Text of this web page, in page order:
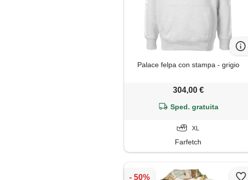
Palace felpa con stampa - grigio
304,00 €
Sped. gratuita
XL
Farfetch